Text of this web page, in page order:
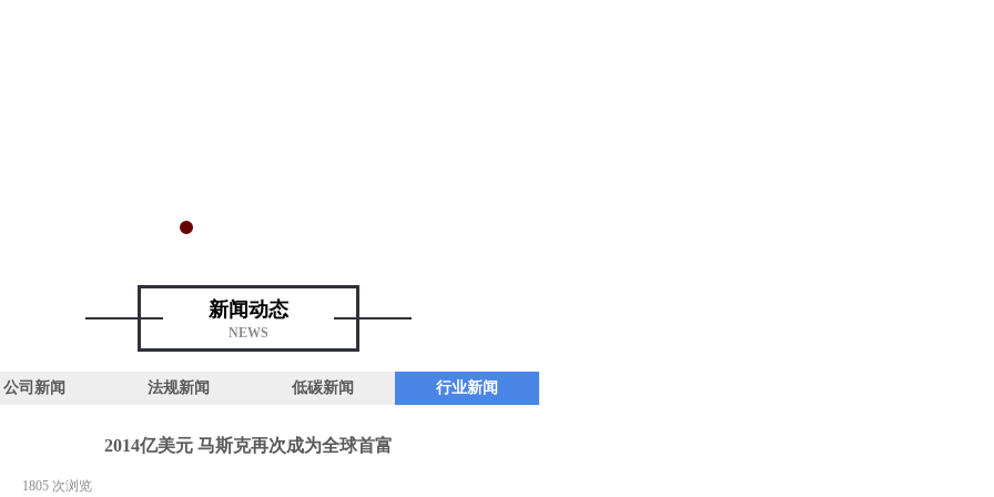
新闻动态
NEWS
公司新闻 法规新闻 低碳新闻 行业新闻
2014亿美元 马斯克再次成为全球首富
1805 次浏览